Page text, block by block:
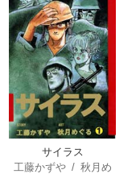
サイラス
工藤かずや/ 秋月め